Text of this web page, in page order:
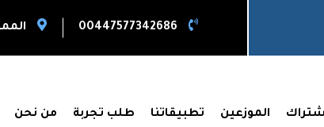
الموزعين تطبيقاتنا طلب تجربة من نحن